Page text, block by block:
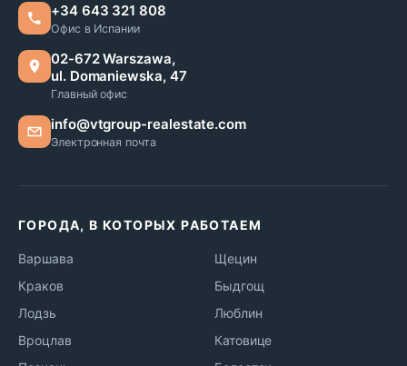
+34 643 321 808
Офис в Испании
02-672 Warszawa,
ul. Domaniewska, 47
Главный офис
info@vtgroup-realestate.com
Электронная почта
ГОРОДА, В КОТОРЫХ РАБОТАЕМ
Варшава
Краков
Лодзь
Вроцлав
Щецин
Быдгощ
Люблин
Катовице